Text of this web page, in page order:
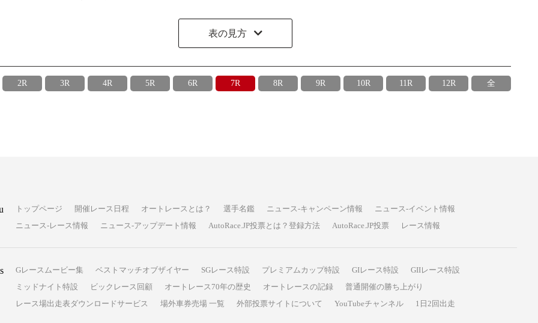
表の見方
2R 3R 4R 5R 6R 7R 8R 9R 10R 11R 12R 全
トップページ 開催レース日程 オートレースとは？ 選手名鑑 ニュース-キャンペーン情報
ニュース-イベント情報
ニュース-レース情報
ニュース-アップデート情報 AutoRace.JP投票とは？登録方法 AutoRace.JP投票 レース情報
Gレースムービー集 ベストマッチオブザイヤー SGレース特設 プレミアムカップ特設 GIレース特設
GIIレース特設
ミッドナイト特設
ビックレース回顧 オートレース70年の歴史 オートレースの記録
普通開催の勝ち上がり
レース場出走表ダウンロードサービス
場外車券売場 一覧 外部投票サイトについて YouTubeチャンネル 1日2回出走